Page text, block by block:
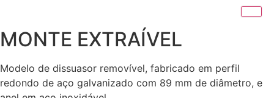
MONTE EXTRAÍVEL
Modelo de dissuasor removível, fabricado em perfil
redondo de aço galvanizado com 89 mm de diâmetro, e